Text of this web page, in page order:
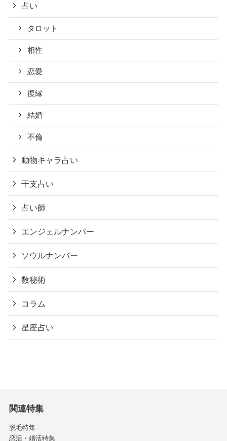
占い
タロット
相性
恋愛
復縁
結婚
不倫
動物キャラ占い
干支占い
占い師
エンジェルナンバー
ソウルナンバー
数秘術
コラム
星座占い
関連特集
脱毛特集
恋活・婚活特集